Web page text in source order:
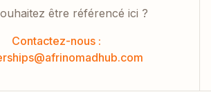
être référencé ici ?
Contactez-nous :